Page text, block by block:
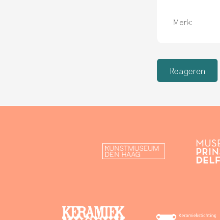
Merk:
Reageren